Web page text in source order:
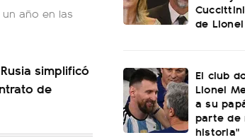
año en las
Rusia simplificó
de
de
El club
Lionel
a su
parte de
historia"